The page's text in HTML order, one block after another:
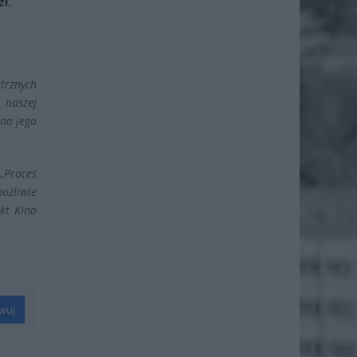
jego
„Proces
Kino